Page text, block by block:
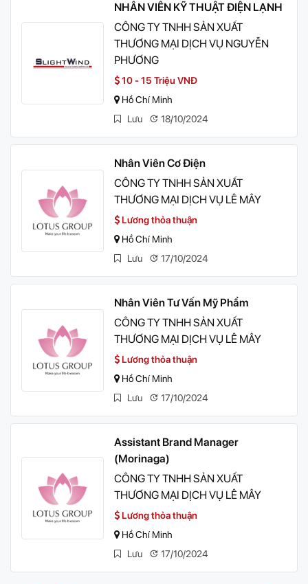
NHÂN VIÊN KỸ THUẬT ĐIỆN LẠNH
CÔNG TY TNHH SẢN XUẤT
THƯƠNG MẠI DỊCH VỤ NGUYỄN
PHƯƠNG
10 - 15 Triệu VNĐ
Hồ Chí Minh
Lưu
18/10/2024
Nhân Viên Cơ Điện
CÔNG TY TNHH SẢN XUẤT
THƯƠNG MẠI DỊCH VỤ LÊ MÂY
Lương thỏa thuận
Hồ Chí Minh
Lưu
17/10/2024
Nhân Viên Tư Vấn Mỹ Phẩm
CÔNG TY TNHH SẢN XUẤT
THƯƠNG MẠI DỊCH VỤ LÊ MÂY
Lương thỏa thuận
Hồ Chí Minh
Lưu
17/10/2024
Assistant Brand Manager
(Morinaga)
CÔNG TY TNHH SẢN XUẤT
THƯƠNG MẠI DỊCH VỤ LÊ MÂY
Lương thỏa thuận
Hồ Chí Minh
Lưu
17/10/2024